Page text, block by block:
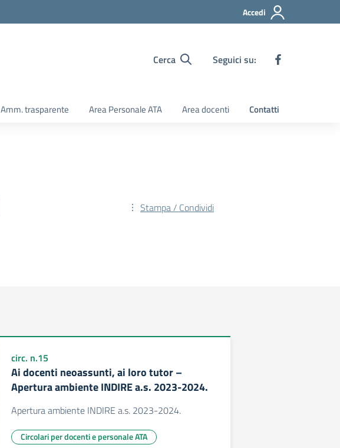
Accedi
Cerca Seguici su:
Amm. trasparente Area Personale ATA Area docenti Contatti
Stampa / Condividi
circ. n.15
Ai docenti neoassunti, ai loro tutor –
Apertura ambiente INDIRE a.s. 2023-2024.
Apertura ambiente INDIRE a.s. 2023-2024.
Circolari per docenti e personale ATA